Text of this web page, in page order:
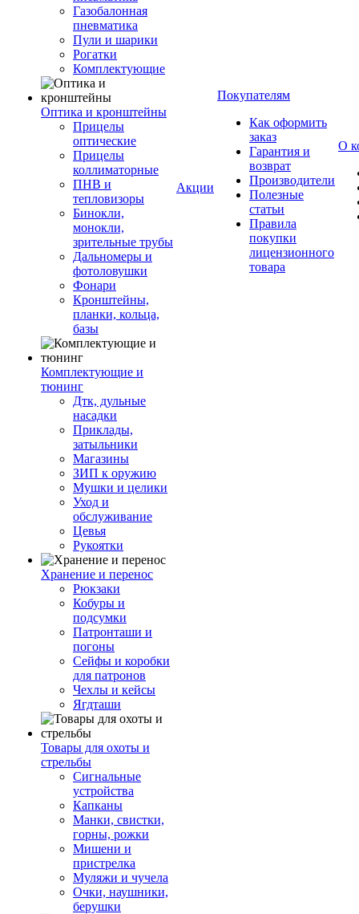
Газобалонная
пневматика
Пули и шарики
Рогатки
Комплектующие
Оптика и кронштейны
Прицелы
оптические
Прицелы
коллиматорные
ПНВ и
тепловизоры
Бинокли,
монокли,
зрительные трубы
Дальномеры и
фотоловушки
Фонари
Кронштейны,
планки, кольца,
базы
Комплектующие и
тюнинг
Дтк, дульные
насадки
Приклады,
затыльники
Магазины
ЗИП к оружию
Мушки и целики
Уход и
обслуживание
Цевья
Рукоятки
Хранение и перенос
Рюкзаки
Кобуры и
подсумки
Патронташи и
погоны
Сейфы и коробки
для патронов
Чехлы и кейсы
Ягдташи
Товары для охоты и
стрельбы
Сигнальные
устройства
Капканы
Манки, свистки,
горны, рожки
Мишени и
пристрелка
Муляжи и чучела
Очки, наушники,
берушки
Акции
Покупателям
Как оформить
заказ
Гарантия и
возврат
Производители
Полезные
статьи
Правила
покупки
лицензионного
товара
О